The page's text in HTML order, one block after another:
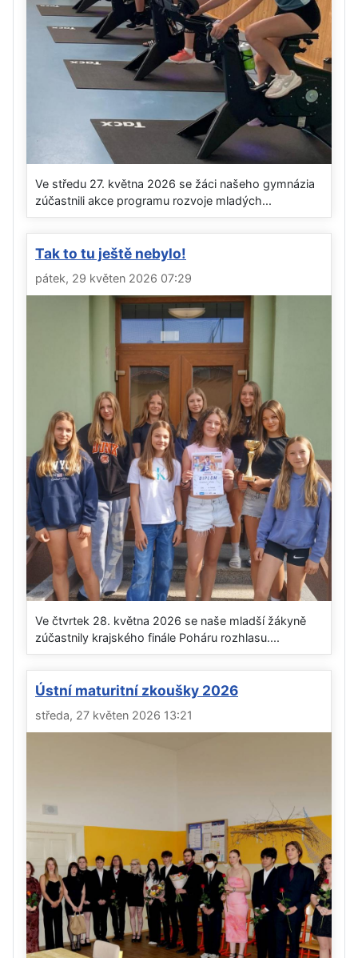
Ve středu 27. května 2026 se žáci našeho gymnázia
zúčastnili akce programu rozvoje mladých...
Tak to tu ještě nebylo!
pátek, 29 květen 2026 07:29
Ve čtvrtek 28. května 2026 se naše mladší žákyně
zúčastnily krajského finále Poháru rozhlasu....
Ústní maturitní zkoušky 2026
středa, 27 květen 2026 13:21